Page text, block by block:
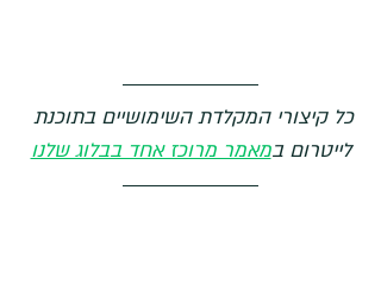
כל קיצורי המקלדת השימושיים בתוכנת
לייטרום במאמר מרוכז אחד בבלוג שלנו